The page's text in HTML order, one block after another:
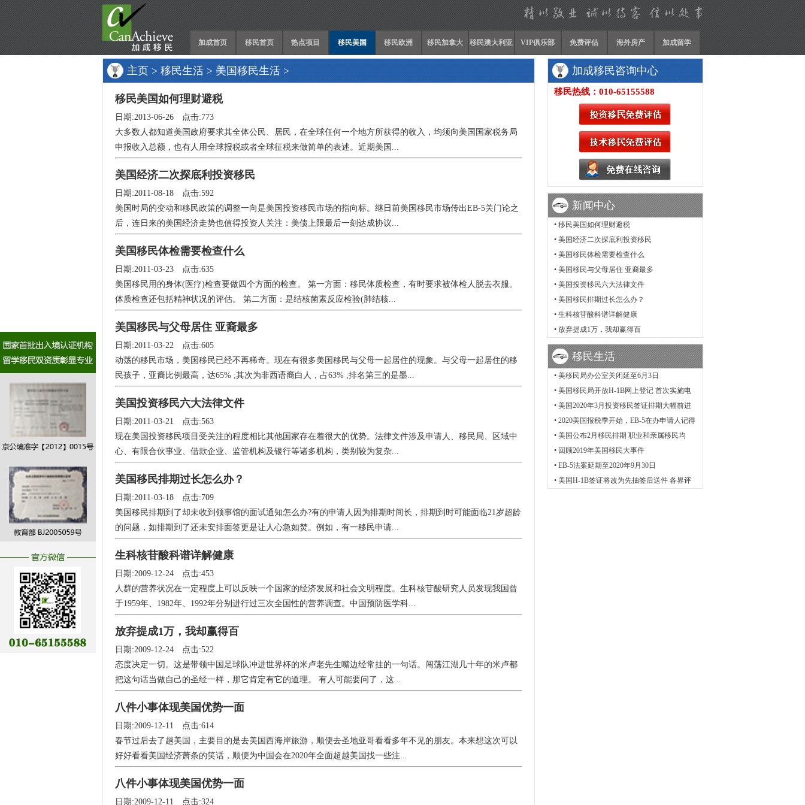
加成首页 移民首页 热点项目 移民美国 移民欧洲 移民加拿大 移民澳大利亚 VIP俱乐部 免费评估 海外房产 加成留学
主页>移民生活>美国移民生活>
移民美国如何理财避税
日期:2013-06-26 点击:773
大多数人都知道美国政府要求其全体公民、居民，在全球任何一个地方所获得的收入，均须向美国国家税务局
申报收入总额，也有人用全球报税或者全球征税来做简单的表述。近期美国...
美国经济二次探底利投资移民
日期:2011-08-18 点击:592
美国时局的变动和移民政策的调整一向是美国投资移民市场的指向标。继日前美国移民市场传出EB-5关门论之
后，连日来的美国经济走势也值得投资人关注：美债上限最后一刻达成协议...
美国移民体检需要检查什么
日期:2011-03-23 点击:635
美国移民用的身体(医疗)检查要做四个方面的检查。 第一方面：移民体质检查，有时要求被体检人脱去衣服。
体质检查还包括精神状况的评估。 第二方面：是结核菌素反应检验(肺结核...
美国移民与父母居住 亚裔最多
日期:2011-03-22 点击:605
动荡的移民市场，美国移民已经不再稀奇。现在有很多美国移民与父母一起居住的现象。与父母一起居住的移
民孩子，亚裔比例最高，达65% ;其次为非西语裔白人，占63% ;排名第三的是墨...
美国投资移民六大法律文件
日期:2011-03-21 点击:563
现在美国投资移民项目受关注的程度相比其他国家存在着很大的优势。法律文件涉及申请人、移民局、区域中
心、有限合伙事业、借款企业、监管机构及银行等诸多机构，类别较为复杂...
美国移民排期过长怎么办？
日期:2011-03-18 点击:709
美国移民排期到了却未收到领事馆的面试通知怎么办?有的申请人因为排期时间长，排期到时可能面临21岁超龄
的问题，如排期到了还未安排面签更是让人心急如焚。例如，有一移民申请...
生科核苷酸科谱详解健康
日期:2009-12-24 点击:453
人群的营养状况在一定程度上可以反映一个国家的经济发展和社会文明程度。生科核苷酸研究人员发现我国曾
于1959年、1982年、1992年分别进行过三次全国性的营养调查。中国预防医学科...
放弃提成1万，我却赢得百
日期:2009-12-24 点击:522
态度决定一切。这是带领中国足球队冲进世界杯的米卢老先生嘴边经常挂的一句话。闯荡江湖几十年的米卢都
把这句话当做自己的圣经一样，那它肯定有它的道理。 有人可能要问了，这...
八件小事体现美国优势一面
日期:2009-12-11 点击:614
春节过后去了趟美国，主要目的是去美国西海岸旅游，顺便去圣地亚哥看看多年不见的朋友。本来想这次可以
好好看看美国经济萧条的笑话，顺便为中国会在2020年全面超越美国找一些注...
八件小事体现美国优势一面
日期:2009-12-11 点击:324
加成移民咨询中心
移民热线：010-65155588
新闻中心
• 移民美国如何理财避税
• 美国经济二次探底利投资移民
• 美国移民体检需要检查什么
• 美国移民与父母居住 亚裔最多
• 美国投资移民六大法律文件
• 美国移民排期过长怎么办？
• 生科核苷酸科谱详解健康
• 放弃提成1万，我却赢得百
移民生活
• 美移民局办公室关闭延至6月3日
• 美国移民局开放H-1B网上登记 首次实施电
• 美国2020年3月投资移民签证排期大幅前进
• 2020美国报税季开始，EB-5在办申请人记得
• 美国公布2月移民排期 职业和亲属移民均
• 回顾2019年美国移民大事件
• EB-5法案延期至2020年9月30日
• 美国H-1B签证将改为先抽签后送件 各界评